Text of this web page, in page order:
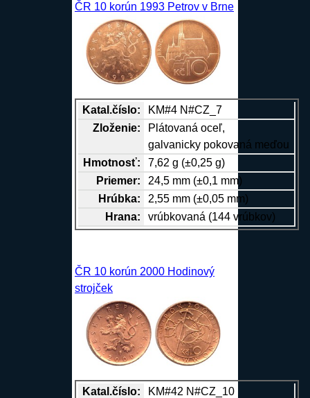
ČR 10 korún 1993 Petrov v Brne
Katal.číslo:
KM#4 N#CZ_7
Zloženie:
Plátovaná oceľ,
galvanicky pokovaná meďou
Hmotnosť:
7,62 g (±0,25 g)
Priemer:
24,5 mm (±0,1 mm)
Hrúbka:
2,55 mm (±0,05 mm)
Hrana: vrúbkovaná (144 vrúbkov)
ČR 10 korún 2000 Hodinový
strojček
Katal.číslo:
KM#42 N#CZ_10